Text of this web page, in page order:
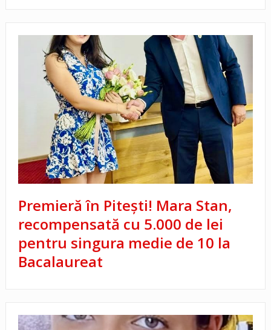
Premieră în Pitești! Mara Stan,
recompensată cu 5.000 de lei
pentru singura medie de 10 la
Bacalaureat